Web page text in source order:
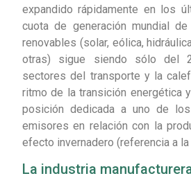
expandido rápidamente en los
cuota de generación mundial
renovables (solar, eólica,
otras) sigue siendo sólo del
sectores del transporte y la
ritmo de la transición energética
posición dedicada a uno de
emisores en relación con la
efecto invernadero (referencia a
La industria